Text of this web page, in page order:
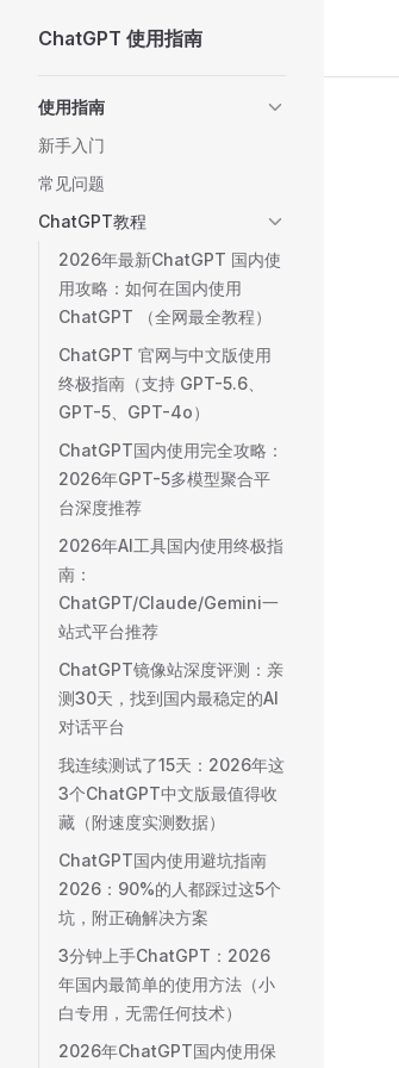
Skip to content
ChatGPT 使用指南
使用指南
新手入门
常见问题
ChatGPT教程
2026年最新ChatGPT 国内使
用攻略：如何在国内使用
ChatGPT （全网最全教程）
ChatGPT 官网与中文版使用
终极指南（支持 GPT-5.6、
GPT-5、GPT-4o）
ChatGPT国内使用完全攻略：
2026年GPT-5多模型聚合平
台深度推荐
2026年AI工具国内使用终极指
南：
ChatGPT/Claude/Gemini一
站式平台推荐
ChatGPT镜像站深度评测：亲
测30天，找到国内最稳定的AI
对话平台
我连续测试了15天：2026年这
3个ChatGPT中文版最值得收
藏（附速度实测数据）
ChatGPT国内使用避坑指南
2026：90%的人都踩过这5个
坑，附正确解决方案
3分钟上手ChatGPT：2026
年国内最简单的使用方法（小
白专用，无需任何技术）
2026年ChatGPT国内使用保